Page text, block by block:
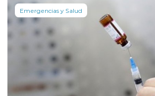
Emergencias y Salud